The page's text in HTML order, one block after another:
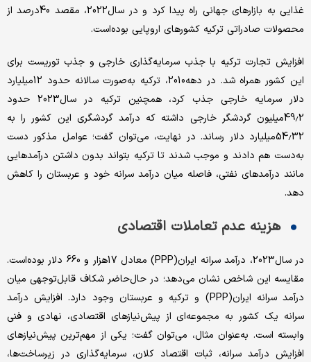
غذایی به بازارهای جهانی راه پیدا کرد و در سال‌2022، مقصد 40‌درصد از
محصولات صادراتی ترکیه کشورهای اروپایی بوده‌است.
افزایش تجارت ترکیه با جذب سرمایه‌گذاری خارجی و جذب توریست برای
این کشور همراه شد. در دهه‌2010، ترکیه به‌صورت سالانه حدود 12‌میلیارد
دلار سرمایه خارجی جذب کرد، همچنین ترکیه در سال‌2023 حدود
49.2‌میلیون گردشگر خارجی داشته که درآمد گردشگری این کشور را به
54.32‌میلیارد دلار رساند. در نهایت، می‌توان گفت؛ عوامل مذکور دست
به‌دست هم دادند و موجب شدند تا ترکیه بتواند بدون داشتن درآمدهایی
مانند درآمدهای نفتی، فاصله میان درآمد سرانه خود و عربستان را کاهش
دهد.
هزینه عدم تعاملات اقتصادی
در سال‌2023، درآمد سرانه ایران(PPP) معادل 17‌هزار و 660 دلار بوده‌است.
مقایسه این شاخص نشان می‌دهد؛ در حال‌حاضر شکاف قابل‌توجهی میان
درآمد سرانه ایران(PPP) و ترکیه و عربستان وجود دارد. افزایش درآمد
سرانه یک کشور به مجموعه‌‌‌‌‌ای از پیش‌‌‌‌‌نیازهای اقتصادی، نهادی و فنی
وابسته است. به‌عنوان مثال، می‌توان گفت؛ یکی از مهم‌ترین پیش‌‌‌‌‌نیازهای
افزایش درآمد سرانه، ثبات اقتصاد کلان، سرمایه‌گذاری در زیرساخت‌ها،